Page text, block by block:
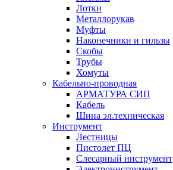
Лотки
Металлорукав
Муфты
Наконечники и гильзы
Скобы
Трубы
Хомуты
Кабельно-проводная
АРМАТУРА СИП
Кабель
Шина эл.техническая
Инструмент
Лестницы
Пистолет ПЦ
Слесарный инструмент